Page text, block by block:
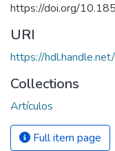
https://doi.org/
URI
https://
Collections
Artículos
Full item page